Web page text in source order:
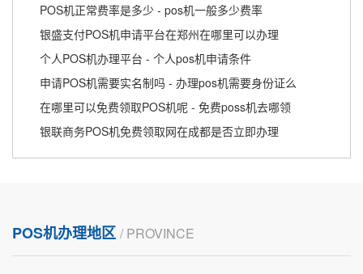
POS机正常费率是多少 - pos机一般多少费率
银盛支付POS机申请平台在郑州在哪里可以办理
个人POS机办理平台 - 个人pos机申请条件
申请POS机需要实名制吗 - 办理pos机需要身份证么
在哪里可以免费领取POS机呢 - 免费poss机去哪领
银联商务POS机免费领取网在成都是否立即办理
POS机办理地区 / PROVINCE